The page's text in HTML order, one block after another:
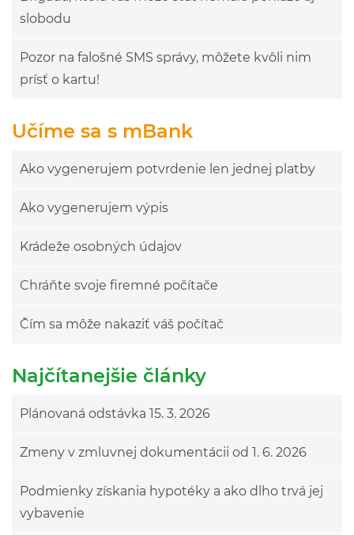
slobodu
Pozor na falošné SMS správy, môžete kvôli nim
prísť o kartu!
Učíme sa s mBank
Ako vygenerujem potvrdenie len jednej platby
Ako vygenerujem výpis
Krádeže osobných údajov
Chráňte svoje firemné počítače
Čím sa môže nakaziť váš počítač
Najčítanejšie články
Plánovaná odstávka 15. 3. 2026
Zmeny v zmluvnej dokumentácii od 1. 6. 2026
Podmienky získania hypotéky a ako dlho trvá jej
vybavenie